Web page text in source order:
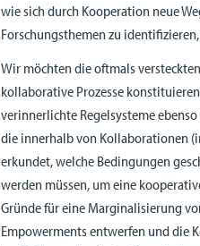
wie sich durch Kooperation neue
Forschungsthemen zu
Wir möchten die oftmals
kollaborative Prozesse
verinnerlichte Regelsysteme
die innerhalb von Kollaborationen
erkundet, welche Bedingungen
werden müssen, um eine
Gründe für eine Marginalisierung
Empowerments entwerfen und die